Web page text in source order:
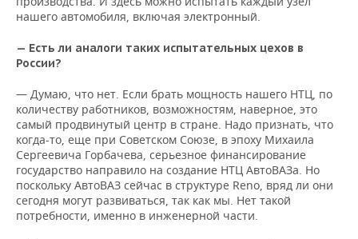
нашего автомобиля, включая электронный.
— Есть ли аналоги таких испытательных цехов в
России?
— Думаю, что нет. Если брать мощность нашего НТЦ, по
количеству работников, возможностям, наверное, это
самый продвинутый центр в стране. Надо признать, что
когда-то, еще при Советском Союзе, в эпоху Михаила
Сергеевича Горбачева, серьезное финансирование
государство направило на создание НТЦ АвтоВАЗа. Но
поскольку АвтоВАЗ сейчас в структуре Reno, вряд ли они
сегодня могут развиваться, так как мы. Нет такой
потребности, именно в инженерной части.